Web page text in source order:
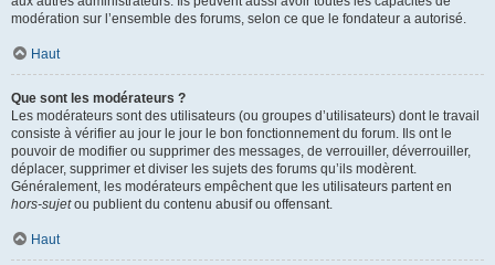
modération sur l’ensemble des forums, selon ce que le fondateur a autorisé.
Haut
Que sont les modérateurs ?
Les modérateurs sont des utilisateurs (ou groupes d’utilisateurs) dont le travail
consiste à vérifier au jour le jour le bon fonctionnement du forum. Ils ont le
pouvoir de modifier ou supprimer des messages, de verrouiller, déverrouiller,
déplacer, supprimer et diviser les sujets des forums qu’ils modèrent.
Généralement, les modérateurs empêchent que les utilisateurs partent en
hors-sujetou publient du contenu abusif ou offensant.
Haut